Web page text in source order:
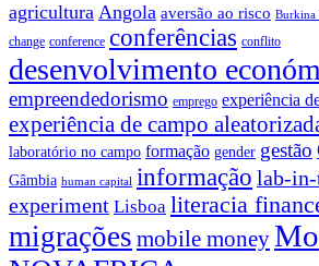
agricultura Angola aversão ao risco Burkina
change conference conferências conflito
desenvolvimento
empreendedorismo emprego experiência
experiência de campo
laboratório no campo formação gender gestão
Gâmbia human capital informação lab-
experiment Lisboa literacia
migrações mobile money